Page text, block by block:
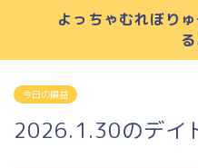
よっちゃむれぼり
今日の損益
2026.1.30のデイ